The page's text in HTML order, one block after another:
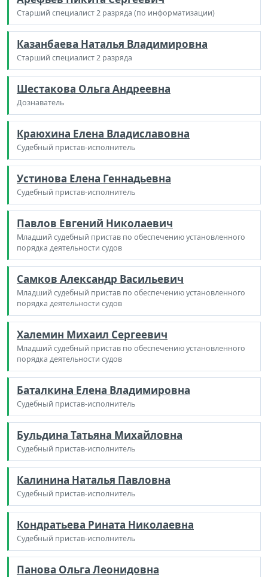
Старший специалист 2 разряда (по информатизации)
Казанбаева Наталья Владимировна
Старший специалист 2 разряда
Шестакова Ольга Андреевна
Дознаватель
Краюхина Елена Владиславовна
Судебный пристав-исполнитель
Устинова Елена Геннадьевна
Судебный пристав-исполнитель
Павлов Евгений Николаевич
Младший судебный пристав по обеспечению установленного
порядка деятельности судов
Самков Александр Васильевич
Младший судебный пристав по обеспечению установленного
порядка деятельности судов
Халемин Михаил Сергеевич
Младший судебный пристав по обеспечению установленного
порядка деятельности судов
Баталкина Елена Владимировна
Судебный пристав-исполнитель
Бульдина Татьяна Михайловна
Судебный пристав-исполнитель
Калинина Наталья Павловна
Судебный пристав-исполнитель
Кондратьева Рината Николаевна
Судебный пристав-исполнитель
Панова Ольга Леонидовна